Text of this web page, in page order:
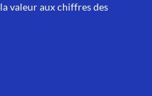
valeur aux chiffres des